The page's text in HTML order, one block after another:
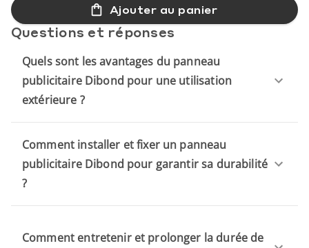
Ajouter au panier
Questions et réponses
Quels sont les avantages du panneau
publicitaire Dibond pour une utilisation
extérieure ?
Comment installer et fixer un panneau
publicitaire Dibond pour garantir sa durabilité
?
Comment entretenir et prolonger la durée de